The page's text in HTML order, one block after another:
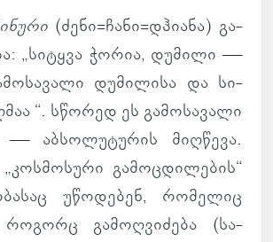
(ძენი=ჩანი=დჰი­ანა) გა­
„სი­ტყვა ჭორია, დუ­მილი —
დუ­მი­ლისა და სი­
“. სწო­რედ ეს გა­მო­სა­ვალი
— აბ­სო­ლუ­ტუ­რის მიღ­წევა.
„კოს­მო­სური გა­მოც­დი­ლე­ბის“
უწო­დე­ბენ, რო­მე­ლიც
რო­გორც გა­მოღ­ვი­ძება (სა­